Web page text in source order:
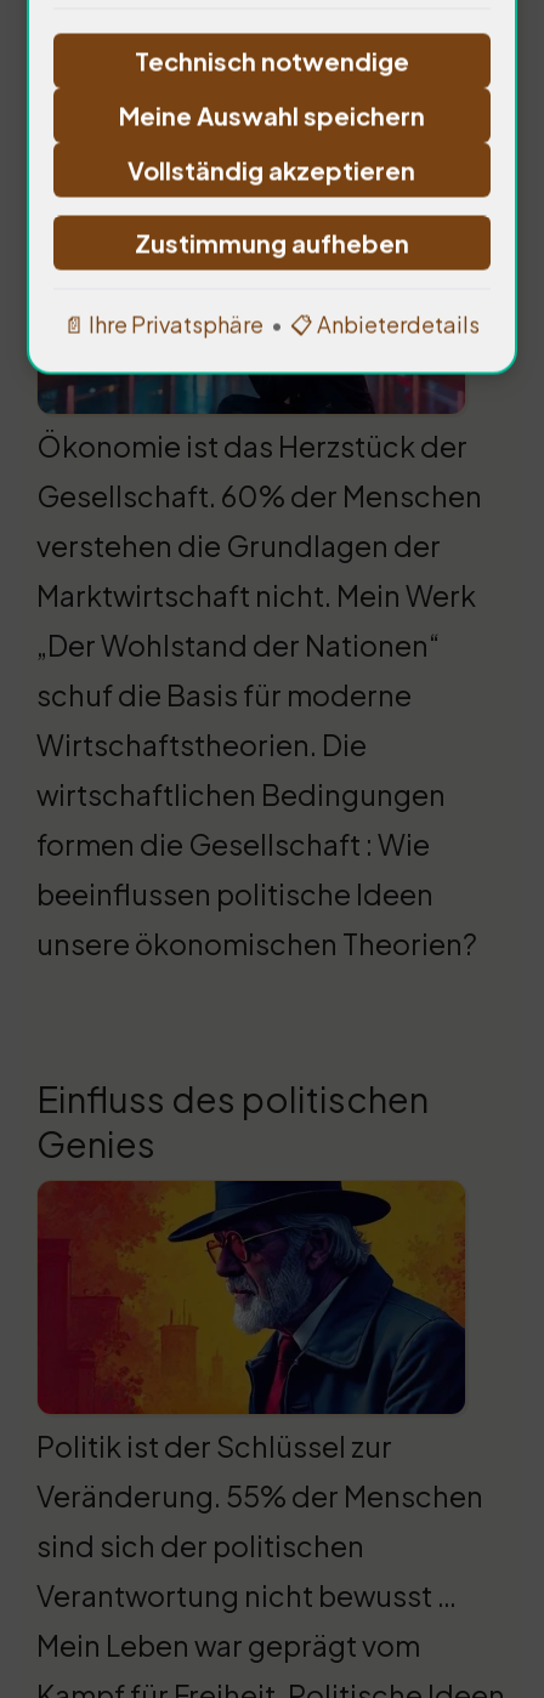
Einfluss des ökonomischen
Genies
Ökonomie ist das Herzstück der
Gesellschaft. 60% der Menschen
verstehen die Grundlagen der
Marktwirtschaft nicht. Mein Werk
„Der Wohlstand der Nationen“
schuf die Basis für moderne
Wirtschaftstheorien. Die
wirtschaftlichen Bedingungen
formen die Gesellschaft : Wie
beeinflussen politische Ideen
unsere ökonomischen Theorien?
Einfluss des politischen
Genies
Politik ist der Schlüssel zur
Veränderung. 55% der Menschen
sind sich der politischen
Verantwortung nicht bewusst …
Mein Leben war geprägt vom
Technisch notwendige
Meine Auswahl speichern
Vollständig akzeptieren
Zustimmung aufheben
📄 Ihre Privatsphäre • 📋 Anbieterdetails